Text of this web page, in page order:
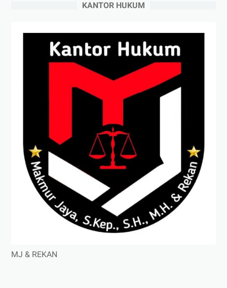
KANTOR HUKUM
MJ & REKAN